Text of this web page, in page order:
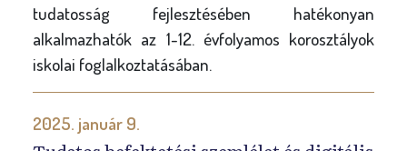
tudatosság fejlesztésében hatékonyan
alkalmazhatók az 1-12. évfolyamos korosztályok
iskolai foglalkoztatásában.
2025. január 9.